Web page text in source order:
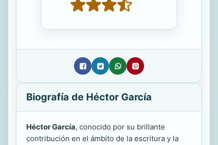
Biografía de Héctor García
Héctor García, conocido por su brillante
contribución en el ámbito de la escritura y la